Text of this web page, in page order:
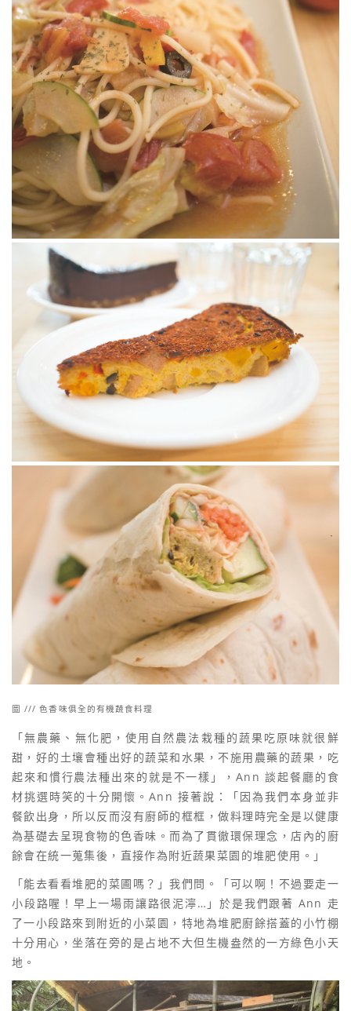
圖 /// 色香味俱全的有機蔬食料理
「無農藥、無化肥，使用自然農法栽種的蔬果吃原味就很鮮
甜，好的土壤會種出好的蔬菜和水果，不施用農藥的蔬果，吃
起來和慣行農法種出來的就是不一樣」，Ann 談起餐廳的食
材挑選時笑的十分開懷。Ann 接著說：「因為我們本身並非
餐飲出身，所以反而沒有廚師的框框，做料理時完全是以健康
為基礎去呈現食物的色香味。而為了貫徹環保理念，店內的廚
餘會在統一蒐集後，直接作為附近蔬果菜園的堆肥使用。」
「能去看看堆肥的菜圃嗎？」我們問。「可以啊！不過要走一
小段路喔！早上一場雨讓路很泥濘…」於是我們跟著 Ann 走
了一小段路來到附近的小菜園，特地為堆肥廚餘搭蓋的小竹棚
十分用心，坐落在旁的是占地不大但生機盎然的一方綠色小天
地。